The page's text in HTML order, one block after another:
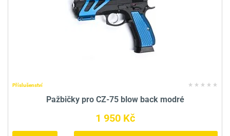
Příslušenství
Pažbičky pro CZ-75 blow back modré
1 950 Kč